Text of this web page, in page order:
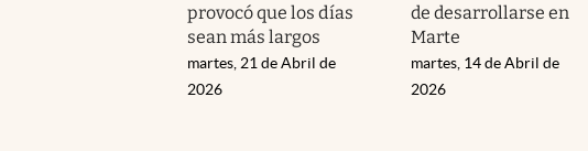
provocó que los días
sean más largos
martes, 21 de Abril de
2026
de desarrollarse en
Marte
martes, 14 de Abril de
2026